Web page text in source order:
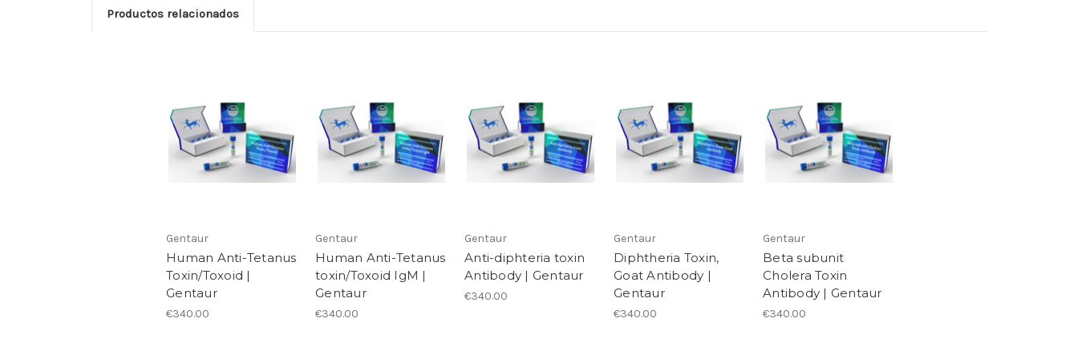
Productos relacionados
Gentaur
Human Anti-Tetanus
Toxin/Toxoid |
Gentaur
€340.00
Gentaur
Human Anti-Tetanus
toxin/Toxoid IgM |
Gentaur
€340.00
Gentaur
Anti-diphteria toxin
Antibody | Gentaur
€340.00
Gentaur
Diphtheria Toxin,
Goat Antibody |
Gentaur
€340.00
Gentaur
Beta subunit
Cholera Toxin
Antibody | Gentaur
€340.00